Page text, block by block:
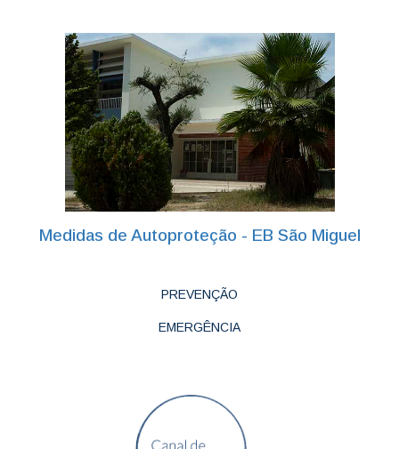
Medidas de Autoproteção - EB São Miguel
PREVENÇÃO
EMERGÊNCIA